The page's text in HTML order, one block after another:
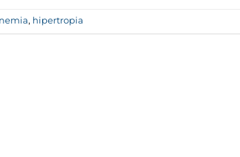
, hipertropia